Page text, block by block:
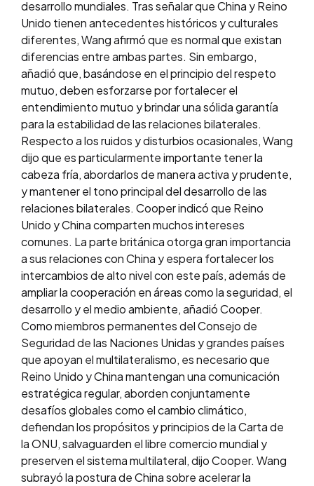
desarrollo mundiales. Tras señalar que China y Reino
Unido tienen antecedentes históricos y culturales
diferentes, Wang afirmó que es normal que existan
diferencias entre ambas partes. Sin embargo,
añadió que, basándose en el principio del respeto
mutuo, deben esforzarse por fortalecer el
entendimiento mutuo y brindar una sólida garantía
para la estabilidad de las relaciones bilaterales.
Respecto a los ruidos y disturbios ocasionales, Wang
dijo que es particularmente importante tener la
cabeza fría, abordarlos de manera activa y prudente,
y mantener el tono principal del desarrollo de las
relaciones bilaterales. Cooper indicó que Reino
Unido y China comparten muchos intereses
comunes. La parte británica otorga gran importancia
a sus relaciones con China y espera fortalecer los
intercambios de alto nivel con este país, además de
ampliar la cooperación en áreas como la seguridad, el
desarrollo y el medio ambiente, añadió Cooper.
Como miembros permanentes del Consejo de
Seguridad de las Naciones Unidas y grandes países
que apoyan el multilateralismo, es necesario que
Reino Unido y China mantengan una comunicación
estratégica regular, aborden conjuntamente
desafíos globales como el cambio climático,
defiendan los propósitos y principios de la Carta de
la ONU, salvaguarden el libre comercio mundial y
preserven el sistema multilateral, dijo Cooper. Wang
subrayó la postura de China sobre acelerar la